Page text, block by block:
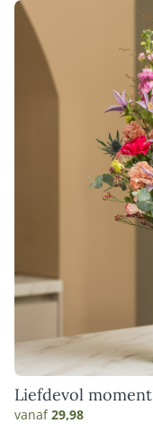
Liefdevol moment
vanaf29,98